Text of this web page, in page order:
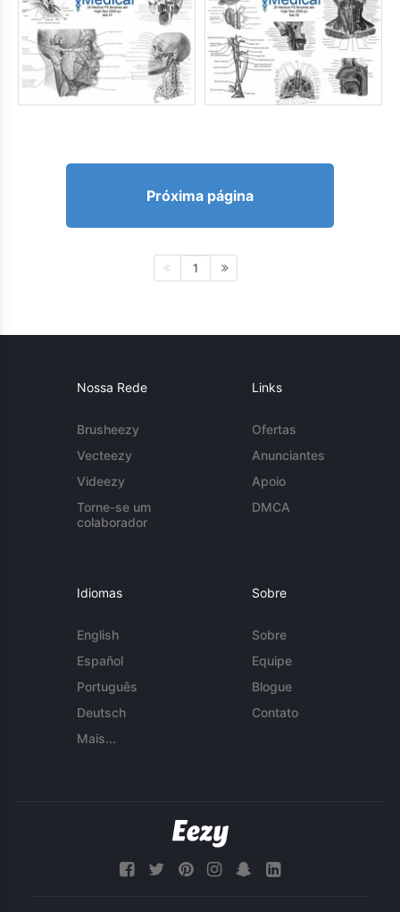
Próxima página
1
Nossa Rede
Brusheezy
Vecteezy
Videezy
Torne-se um
colaborador
Links
Ofertas
Anunciantes
Apoio
DMCA
Idiomas
English
Español
Português
Deutsch
Mais...
Sobre
Sobre
Equipe
Blogue
Contato